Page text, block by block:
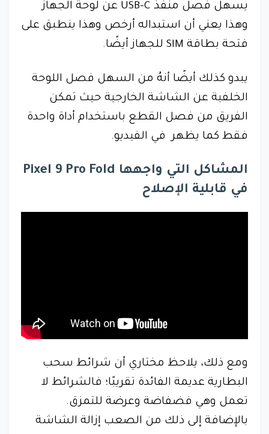
يسهل فصل منفذ USB-C عن لوحة الجهاز
وهذا يعني أن استبداله أرخص وهذا ينطبق على
فتحة بطاقة SIM للجهاز أيضًا.
يبدو كذلك أيضًا أنهُ من السهل فصل اللوحة
الخلفية عن الشاشة الخارجية حيث تمكن
الفريق من فصل القطع باستخدام أداة واحدة
فقط كما يظهر في الفيديو.
المشاكل التي واجهها Pixel 9 Pro Fold
في قابلية الإصلاح
ومع ذلك، يلاحظ مختاري أن شرائط سحب
البطارية عديمة الفائدة تقريبًا؛ فالشرائط لا
تعمل وهي فضفاضة وعرضة للتمزق.
بالإضافة إلى ذلك من الصعب إزالة الشاشة